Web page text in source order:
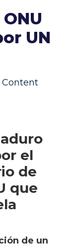
UN
Content
el
de
que
de un